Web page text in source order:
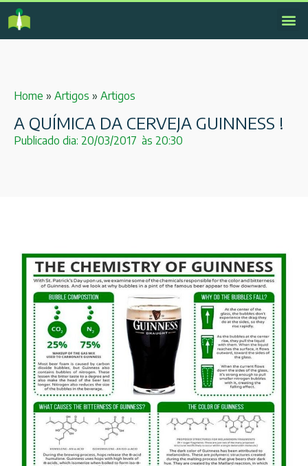
Home » Artigos » Artigos
A QUÍMICA DA CERVEJA GUINNESS !
Publicado dia: 20/03/2017 às 20:30